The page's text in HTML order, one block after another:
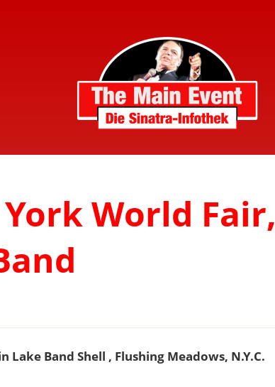
World Fair,
Band Shell , Flushing Meadows, N.Y.C.